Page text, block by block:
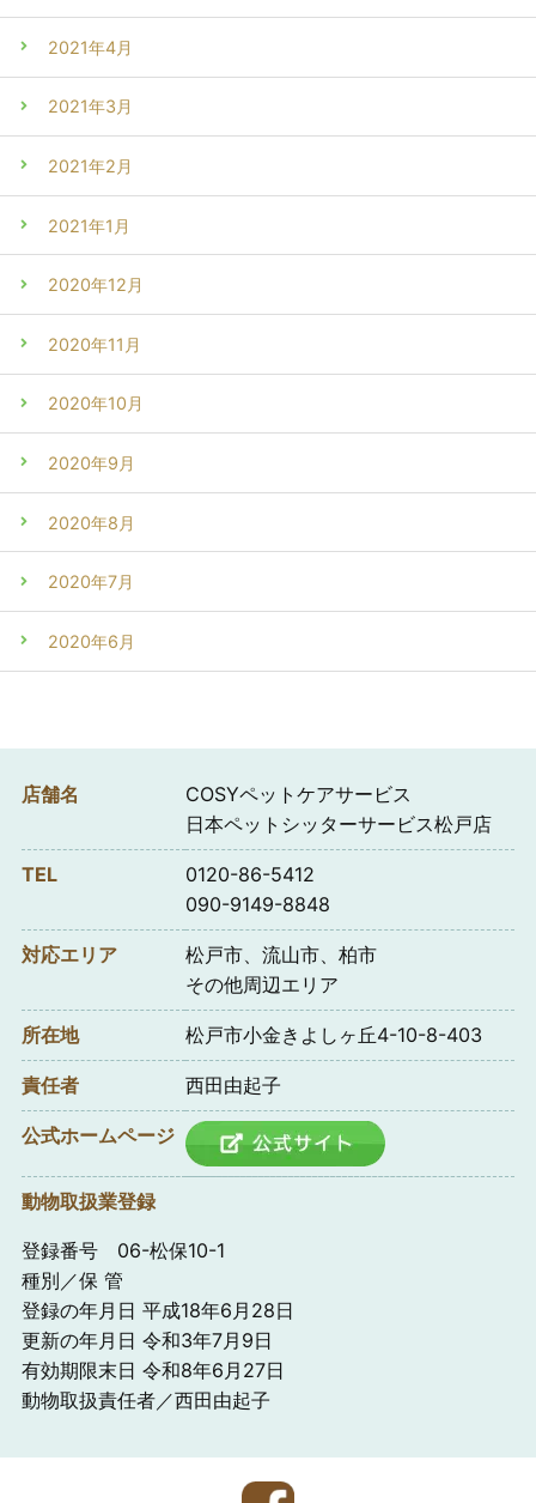
2021年4月
2021年3月
2021年2月
2021年1月
2020年12月
2020年11月
2020年10月
2020年9月
2020年8月
2020年7月
2020年6月
店舗名
COSYペットケアサービス
日本ペットシッターサービス松戸店
TEL
0120-86-5412
090-9149-8848
対応エリア
松戸市、流山市、柏市
その他周辺エリア
所在地 松戸市小金きよしヶ丘4-10-8-403
責任者 西田由起子
公式ホームページ
動物取扱業登録
登録番号 06-松保10-1
種別／保 管
登録の年月日 平成18年6月28日
更新の年月日 令和3年7月9日
有効期限末日 令和8年6月27日
動物取扱責任者／西田由起子